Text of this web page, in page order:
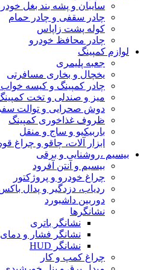
سایبان و پشه بند بغل
چادر سقفی و چادر حمام
کوله پشت زاپاس
چادر محافظ خودرو
لوازم کمپینگ
جعبه پلیمری
یخچال و بخاری مسافرتی
چادر کمپینگ و کیسه خواب
میز و صندلی و تخت
دوش صحرایی و توالت
ظروف غذاخوری کمپینگ
باربیکیو و ساج و منقل
ابزار آلات، چاقو و چراغ
بیسیم ،روشنایی و برقی
بیسیم و آنتن آفرود
چراغ خودرو و پروژکتور
ردیاب، دزدگیر و پدال
دوربین داشبورد
نشانگرها
نشانگر باتری
نشانگر فشار و
نشانگر HUD
چراغ کمپ و کار